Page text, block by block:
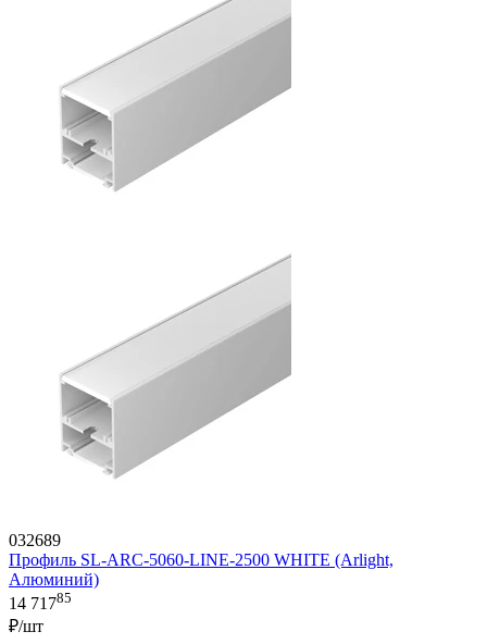
032689
Профиль SL-ARC-5060-LINE-2500 WHITE (Arlight,
Алюминий)
14 71785
₽/шт